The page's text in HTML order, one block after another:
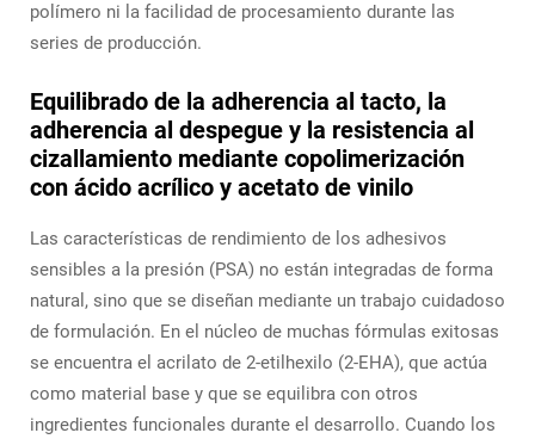
polímero ni la facilidad de procesamiento durante las
series de producción.
Equilibrado de la adherencia al tacto, la
adherencia al despegue y la resistencia al
cizallamiento mediante copolimerización
con ácido acrílico y acetato de vinilo
Las características de rendimiento de los adhesivos
sensibles a la presión (PSA) no están integradas de forma
natural, sino que se diseñan mediante un trabajo cuidadoso
de formulación. En el núcleo de muchas fórmulas exitosas
se encuentra el acrilato de 2-etilhexilo (2-EHA), que actúa
como material base y que se equilibra con otros
ingredientes funcionales durante el desarrollo. Cuando los